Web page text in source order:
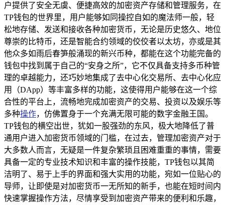
户提供了安全无虞、便捷高效的加密资产存储和管理服务，在
TP钱包的世界里，用户能够如同操控自如的魔法师一般，轻
松地存储、发送和接收各种加密货币，无论是历史悠久、地位
尊崇的比特币，还是智能合约领域的佼佼者以太坊，亦或是其
他众多如雨后春笋般涌现的新兴币种，都能在这个功能完备的
钱包中找到属于自己的“安身之所”，它不仅具备支持多币种管
理的卓越能力，还巧妙地集成了去中心化交易所、去中心化应
用（DApp）等丰富多样的功能，这使得用户能够在这一个综
合性的平台上，流畅地完成加密资产的交易、投资以及娱乐等
多种操作，仿佛置身于一个充满无限可能的数字金融王国。
TP钱包的横空出世，犹如一股强劲的东风，极大地降低了普
通用户进入加密货币领域的门槛，在过去，管理加密资产对于
大多数人而言，无疑是一件复杂繁琐且困难重重的事情，需要
具备一定的专业技术知识和丰富的操作技能，TP钱包以其简
洁明了、易于上手的界面和强大实用的功能，宛如一位贴心的
导师，让即使是对加密货币一无所知的新手，也能在短时间内
快速掌握操作方法，尽情享受到加密资产带来的便利和乐趣，